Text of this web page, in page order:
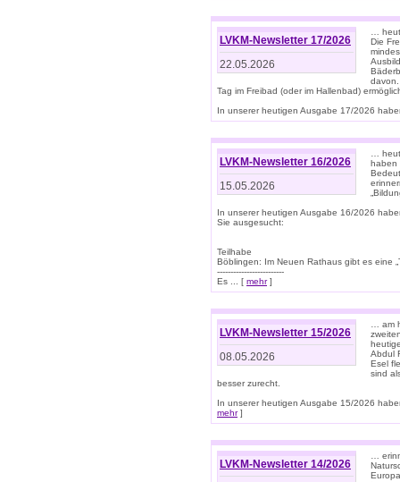
LVKM-Newsletter 17/2026
22.05.2026
…
Die
davon.
Tag im Freibad (oder im Hallenbad)
In unserer heutigen Ausgabe 17/2026
LVKM-Newsletter 16/2026
15.05.2026
…
haben
In unserer heutigen Ausgabe 16/2026
Sie ausgesucht:
Teilhabe
Böblingen: Im Neuen Rathaus gibt es eine
-------------------------
Es ... [ mehr]
LVKM-Newsletter 15/2026
08.05.2026
… am
Abdul
Esel
sind
besser zurecht.
In unserer heutigen Ausgabe 15/2026
mehr]
LVKM-Newsletter 14/2026
…